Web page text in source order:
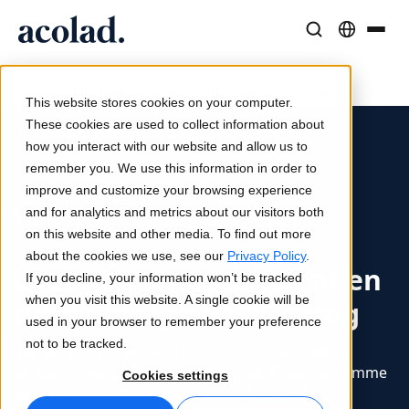
This website stores cookies on your computer.
These cookies are used to collect information about
how you interact with our website and allow us to
remember you. We use this information in order to
improve and customize your browsing experience
and for analytics and metrics about our visitors both
on this website and other media. To find out more
about the cookies we use, see our Privacy Policy.
If you decline, your information won’t be tracked
when you visit this website. A single cookie will be
used in your browser to remember your preference
not to be tracked.
Cookies settings
Oversættelse
AI-hastighed, menneskelig præcision
Tolkning
Problemfri kommunikation overalt
Medier og underholdning
Bring historier til alle skærme
Konsulent- og outsourcingtjenester
Lia Translate
Øjeblikkelige oversættelser på linje med dit brand
Forbindelse
Workflow-integration gjort enkel
Oversættelse af tale i realtid
Kvalitetskontroller drevet af AI
Kundecases
Reelle resultater hos vores kunder
Artikler
Ekspertindsigter i globalt indhold
E-bøger
Indgående guider og strategier
Webinarer on demand
Om Acolad
Bæredygtighed
Partnere
Nyheder
LifeScan: lokalisering af en
sundhedsapp på 26 sprog
Find ud af, hvordan Acolad hjalp LifeScan med at
lokalisere deres "OneTouch"-app, så de kunne komme
ind på 26 forskellige lande og opnå 1,4 millioner i